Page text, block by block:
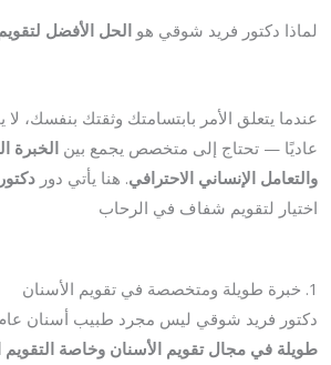
لماذا دكتور فريد شوقي هو الحل الأفضل
عندما يتعلق الأمر بابتسامتك وثقتك بنفسك، لا
عاديًا — تحتاج إلى متخصص يجمع بين الخبرة
والتعامل الإنساني الاحترافي. هنا يأتي دور
اختيار لتقويم شفاف في الرحاب
1. خبرة طويلة ومتخصصة في تقويم الأسنان
دكتور فريد شوقي ليس مجرد طبيب أسنان
طويلة في مجال تقويم الأسنان وخاصة